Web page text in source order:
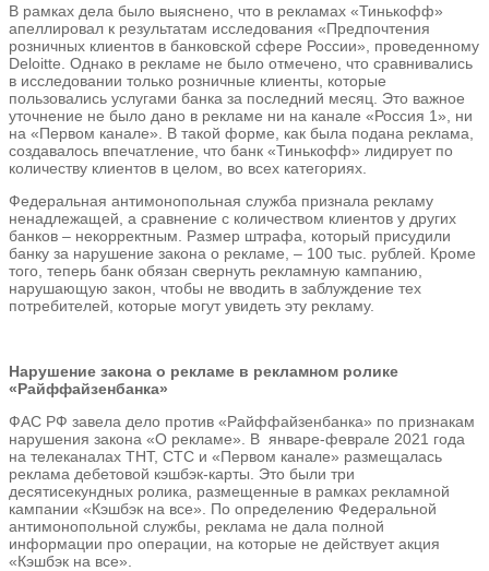
В рамках дела было выяснено, что в рекламах «Тинькофф»
апеллировал к результатам исследования «Предпочтения
розничных клиентов в банковской сфере России», проведенному
Deloitte. Однако в рекламе не было отмечено, что сравнивались
в исследовании только розничные клиенты, которые
пользовались услугами банка за последний месяц. Это важное
уточнение не было дано в рекламе ни на канале «Россия 1», ни
на «Первом канале». В такой форме, как была подана реклама,
создавалось впечатление, что банк «Тинькофф» лидирует по
количеству клиентов в целом, во всех категориях.
Федеральная антимонопольная служба признала рекламу
ненадлежащей, а сравнение с количеством клиентов у других
банков – некорректным. Размер штрафа, который присудили
банку за нарушение закона о рекламе, – 100 тыс. рублей. Кроме
того, теперь банк обязан свернуть рекламную кампанию,
нарушающую закон, чтобы не вводить в заблуждение тех
потребителей, которые могут увидеть эту рекламу.
Нарушение закона о рекламе в рекламном ролике
«Райффайзенбанка»
ФАС РФ завела дело против «Райффайзенбанка» по признакам
нарушения закона «О рекламе». В январе-феврале 2021 года
на телеканалах ТНТ, СТС и «Первом канале» размещалась
реклама дебетовой кэшбэк-карты. Это были три
десятисекундных ролика, размещенные в рамках рекламной
кампании «Кэшбэк на все». По определению Федеральной
антимонопольной службы, реклама не дала полной
информации про операции, на которые не действует акция
«Кэшбэк на все».